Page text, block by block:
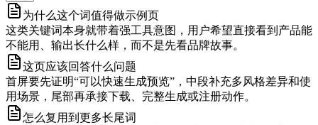
为什么这个词值得做示例页
这类关键词本身就带着强工具意图，用户希望直接看到产品能
不能用、输出长什么样，而不是先看品牌故事。
这页应该回答什么问题
首屏要先证明“可以快速生成预览”，中段补充多风格差异和使
用场景，尾部再承接下载、完整生成或注册动作。
怎么复用到更多长尾词